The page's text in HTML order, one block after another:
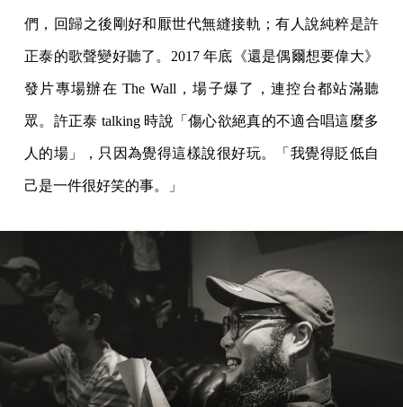
們，回歸之後剛好和厭世代無縫接軌；有人說純粹是許
正泰的歌聲變好聽了。2017 年底《還是偶爾想要偉大》
發片專場辦在 The Wall，場子爆了，連控台都站滿聽
眾。許正泰 talking 時說「傷心欲絕真的不適合唱這麼多
人的場」，只因為覺得這樣說很好玩。「我覺得貶低自
己是一件很好笑的事。」